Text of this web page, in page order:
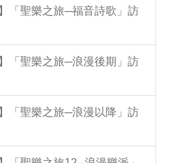
「聖樂之旅─福音詩歌」訪
「聖樂之旅─浪漫後期」訪
「聖樂之旅─浪漫以降」訪